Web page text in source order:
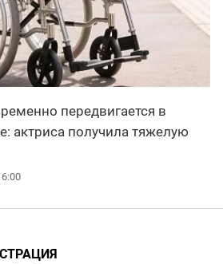
передвигается в
актриса получила тяжелую